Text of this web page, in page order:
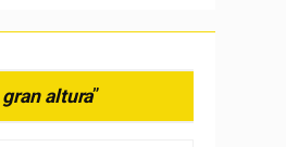
altura”